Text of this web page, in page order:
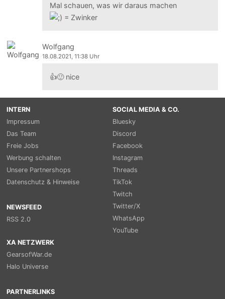
Mal schauen, was wir daraus machen
Wolfgang
18.08.2021, 11:38 Uhr
👍🙂 nice
INTERN
Impressum
Das Team
Freie Jobs
Werbung schalten
Unsere Partnershops
Datenschutz & Hinweise
NEWSFEED
RSS 2.0
SOCIAL MEDIA & CO.
Bluesky
Discord
Facebook
Instagram
Threads
TikTok
Twitch
Twitter/X
WhatsApp
YouTube
XA NETZWERK
GearsofWar.de
Halo Universe
PARTNERLINKS